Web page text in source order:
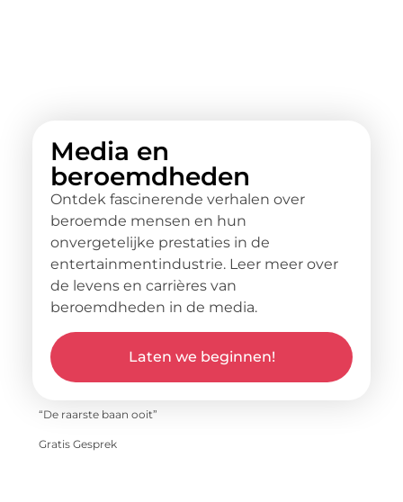
Media en
beroemdheden
Ontdek fascinerende verhalen over
beroemde mensen en hun
onvergetelijke prestaties in de
entertainmentindustrie. Leer meer over
de levens en carrières van
beroemdheden in de media.
Laten we beginnen!
“De raarste baan ooit”
Gratis Gesprek